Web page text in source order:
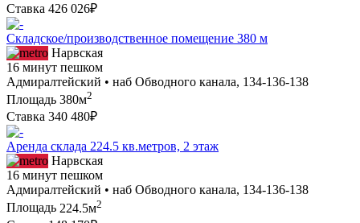
Ставка 426 026₽
Складское/производственное помещение 380 м
Нарвская
16 минут пешком
Адмиралтейский • наб Обводного канала, 134-136-138
Площадь 380м2
Ставка 340 480₽
Аренда склада 224.5 кв.метров, 2 этаж
Нарвская
16 минут пешком
Адмиралтейский • наб Обводного канала, 134-136-138
Площадь 224.5м2